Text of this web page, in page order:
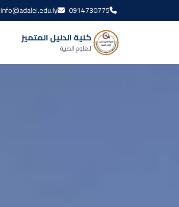
0914730775
info@adalel.edu.ly
كلية الدليل المتميز
للعلوم الطبية